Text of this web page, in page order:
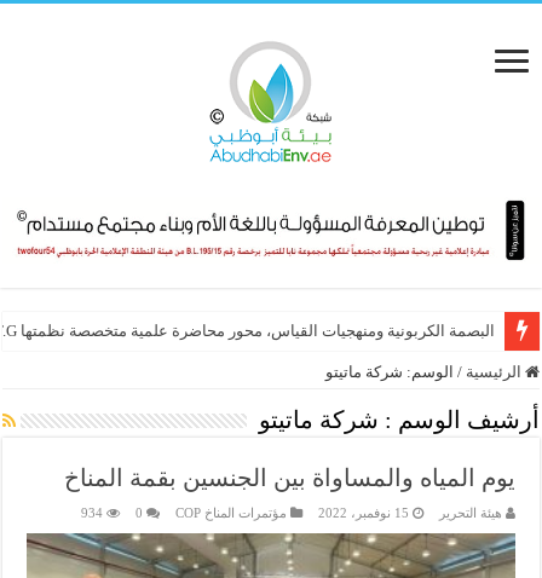
البصمة الكربونية ومنهجيات القياس، محور محاضرة علمية متخصصة نظمتها E.T.G
الرئيسية / الوسم: شركة ماتيتو
أرشيف الوسم : شركة ماتيتو
يوم المياه والمساواة بين الجنسين بقمة المناخ
هيئة التحرير 15 نوفمبر، 2022 مؤتمرات المناخ COP 0
934